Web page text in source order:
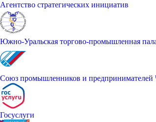
Агентство стратегических инициатив
Южно-Уральская торгово-промышленная
Союз промышленников и
Госуслуги